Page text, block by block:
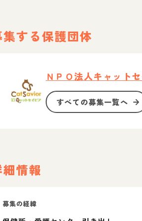
集する保護団体
ＮＰＯ法人キャット
すべての募集一覧へ
細情報
募集の経緯